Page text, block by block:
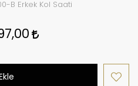
B Erkek Kol Saati